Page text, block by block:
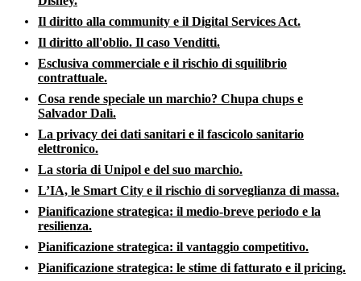
Il diritto alla community e il Digital Services Act.
Il diritto all'oblio. Il caso Venditti.
Esclusiva commerciale e il rischio di squilibrio
contrattuale.
Cosa rende speciale un marchio? Chupa chups e
Salvador Dalì.
La privacy dei dati sanitari e il fascicolo sanitario
elettronico.
La storia di Unipol e del suo marchio.
L’IA, le Smart City e il rischio di sorveglianza di massa.
Pianificazione strategica: il medio-breve periodo e la
resilienza.
Pianificazione strategica: il vantaggio competitivo.
Pianificazione strategica: le stime di fatturato e il pricing.